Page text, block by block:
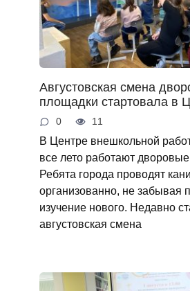
Августовская смена
площадки стартовала в
0 11
В Центре внешкольной
все лето работают
Ребята города проводят
организованно, не забывая
изучение нового. Недавно
августовская смена